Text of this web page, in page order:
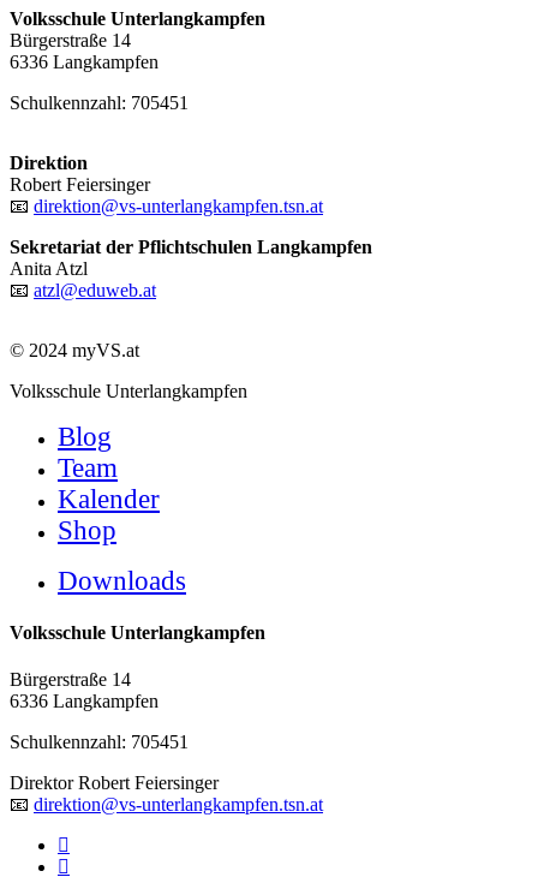
Volksschule Unterlangkampfen
Bürgerstraße 14
6336 Langkampfen
Schulkennzahl: 705451
Direktion
Robert Feiersinger
📧 direktion@vs-unterlangkampfen.tsn.at
Sekretariat der Pflichtschulen Langkampfen
Anita Atzl
📧 atzl@eduweb.at
© 2024 myVS.at
Close
Volksschule Unterlangkampfen
Blog
Team
Kalender
Shop
Downloads
Volksschule Unterlangkampfen
Bürgerstraße 14
6336 Langkampfen
Schulkennzahl: 705451
Direktor Robert Feiersinger
📧 direktion@vs-unterlangkampfen.tsn.at